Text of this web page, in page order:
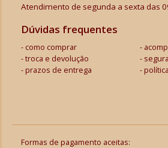
Atendimento de segunda a sexta das
Dúvidas frequentes
como comprar
troca e devolução
prazos de entrega
Formas de pagamento aceitas: